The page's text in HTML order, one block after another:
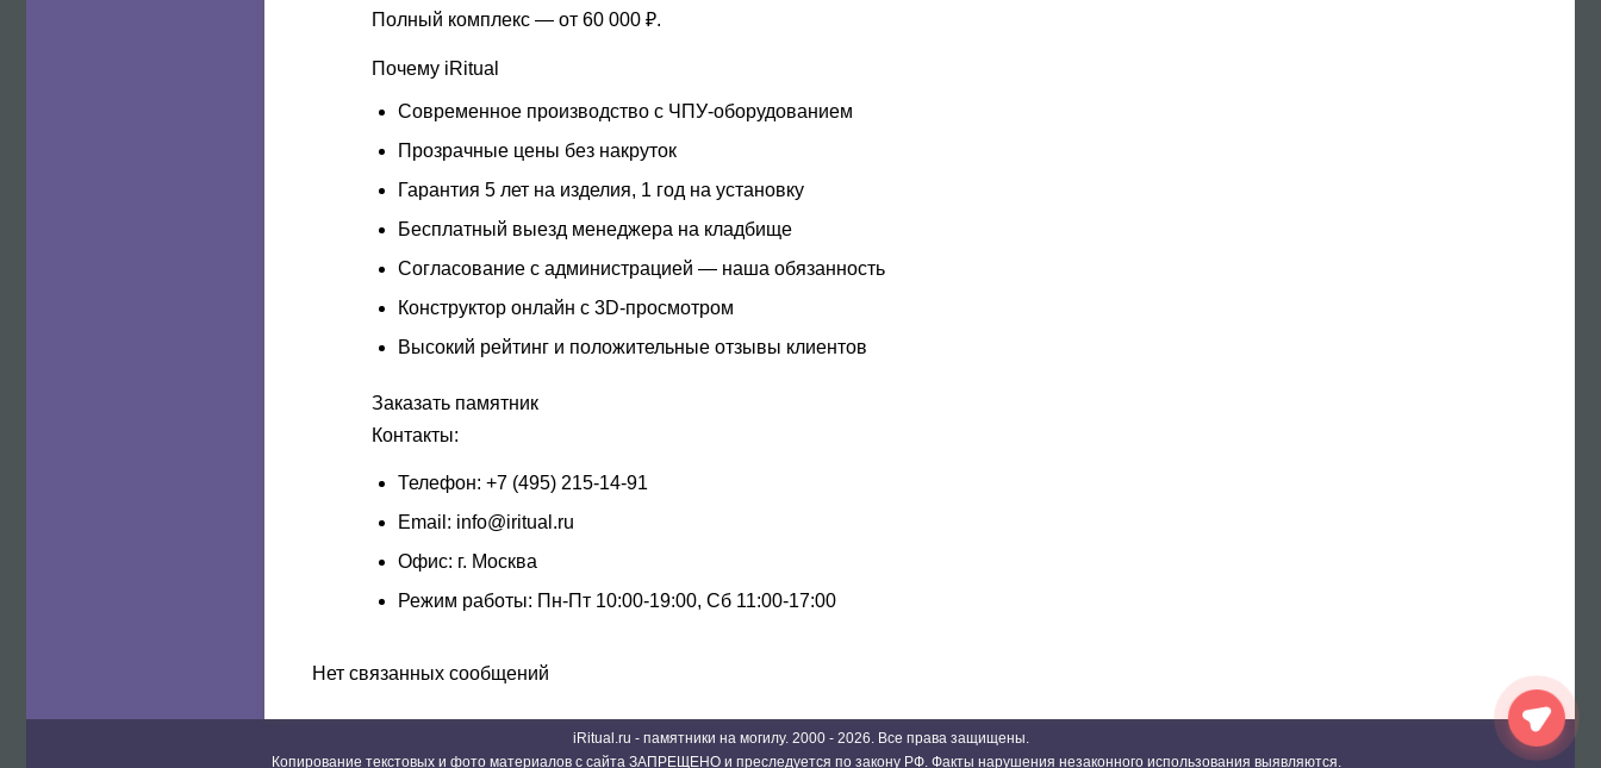
Полный комплекс — от 60 000 ₽.
Почему iRitual
Современное производство с ЧПУ-оборудованием
Прозрачные цены без накруток
Гарантия 5 лет на изделия, 1 год на установку
Бесплатный выезд менеджера на кладбище
Согласование с администрацией — наша обязанность
Конструктор онлайн с 3D-просмотром
Высокий рейтинг и положительные отзывы клиентов
Заказать памятник
Контакты:
Телефон: +7 (495) 215-14-91
Email: info@iritual.ru
Офис: г. Москва
Режим работы: Пн-Пт 10:00-19:00, Сб 11:00-17:00
Нет связанных сообщений
iRitual.ru - памятники на могилу. 2000 - 2026. Все права защищены.
Копирование текстовых и фото материалов с сайта ЗАПРЕЩЕНО и преследуется по закону РФ. Факты нарушения незаконного использования выявляются.